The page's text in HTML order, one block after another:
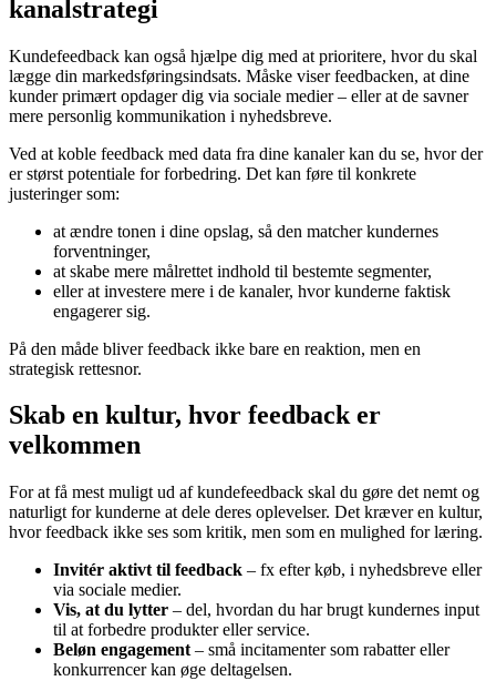
kanalstrategi
Kundefeedback kan også hjælpe dig med at prioritere, hvor du skal
lægge din markedsføringsindsats. Måske viser feedbacken, at dine
kunder primært opdager dig via sociale medier – eller at de savner
mere personlig kommunikation i nyhedsbreve.
Ved at koble feedback med data fra dine kanaler kan du se, hvor der
er størst potentiale for forbedring. Det kan føre til konkrete
justeringer som:
at ændre tonen i dine opslag, så den matcher kundernes
forventninger,
at skabe mere målrettet indhold til bestemte segmenter,
eller at investere mere i de kanaler, hvor kunderne faktisk
engagerer sig.
På den måde bliver feedback ikke bare en reaktion, men en
strategisk rettesnor.
Skab en kultur, hvor feedback er
velkommen
For at få mest muligt ud af kundefeedback skal du gøre det nemt og
naturligt for kunderne at dele deres oplevelser. Det kræver en kultur,
hvor feedback ikke ses som kritik, men som en mulighed for læring.
Invitér aktivt til feedback – fx efter køb, i nyhedsbreve eller
via sociale medier.
Vis, at du lytter – del, hvordan du har brugt kundernes input
til at forbedre produkter eller service.
Beløn engagement – små incitamenter som rabatter eller
konkurrencer kan øge deltagelsen.